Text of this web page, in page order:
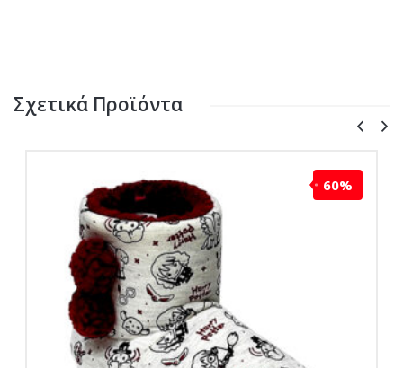
Σχετικά Προϊόντα
60%